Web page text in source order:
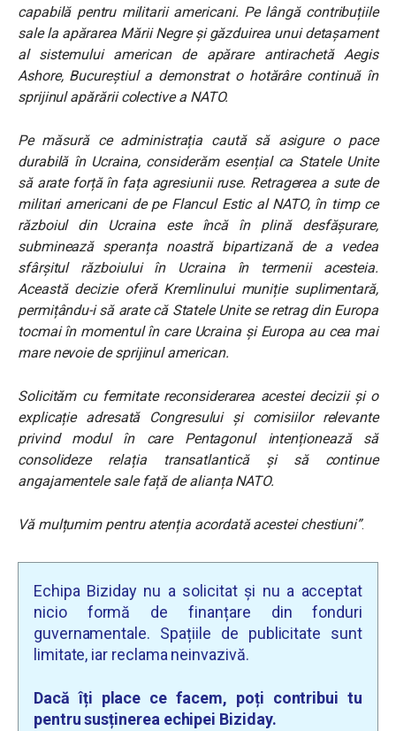
capabilă pentru militarii americani. Pe lângă contribuțiile
sale la apărarea Mării Negre și găzduirea unui detașament
al sistemului american de apărare antirachetă Aegis
Ashore, Bucureștiul a demonstrat o hotărâre continuă în
sprijinul apărării colective a NATO.
Pe măsură ce administrația caută să asigure o pace
durabilă în Ucraina, considerăm esențial ca Statele Unite
să arate forță în fața agresiunii ruse. Retragerea a sute de
militari americani de pe Flancul Estic al NATO, în timp ce
războiul din Ucraina este încă în plină desfășurare,
subminează speranța noastră bipartizană de a vedea
sfârșitul războiului în Ucraina în termenii acesteia.
Această decizie oferă Kremlinului muniție suplimentară,
permițându-i să arate că Statele Unite se retrag din Europa
tocmai în momentul în care Ucraina și Europa au cea mai
mare nevoie de sprijinul american.
Solicităm cu fermitate reconsiderarea acestei decizii și o
explicație adresată Congresului și comisiilor relevante
privind modul în care Pentagonul intenționează să
consolideze relația transatlantică și să continue
angajamentele sale față de alianța NATO.
Vă mulțumim pentru atenția acordată acestei chestiuni”.
Echipa Biziday nu a solicitat și nu a acceptat
nicio formă de finanțare din fonduri
guvernamentale. Spațiile de publicitate sunt
limitate, iar reclama neinvazivă.
Dacă îți place ce facem, poți contribui tu
pentru susținerea echipei Biziday.